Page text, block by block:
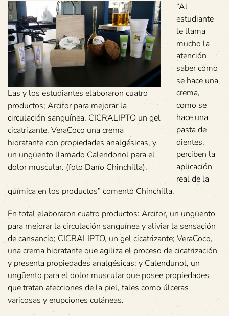
Las y los estudiantes elaboraron cuatro
productos; Arcifor para mejorar la
circulación sanguínea, CICRALIPTO un gel
cicatrizante, VeraCoco una crema
hidratante con propiedades analgésicas, y
un ungüento llamado Calendonol para el
dolor muscular. (foto Darío Chinchilla).
“Al
estudiante
le llama
mucho la
atención
saber cómo
se hace una
crema,
como se
hace una
pasta de
dientes,
perciben la
aplicación
real de la
química en los productos” comentó Chinchilla.
En total elaboraron cuatro productos: Arcifor, un ungüento
para mejorar la circulación sanguínea y aliviar la sensación
de cansancio; CICRALIPTO, un gel cicatrizante; VeraCoco,
una crema hidratante que agiliza el proceso de cicatrización
y presenta propiedades analgésicas; y Calendunol, un
ungüento para el dolor muscular que posee propiedades
que tratan afecciones de la piel, tales como úlceras
varicosas y erupciones cutáneas.